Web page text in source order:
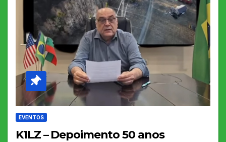
EVENTOS
K1LZ – Depoimento 50 anos